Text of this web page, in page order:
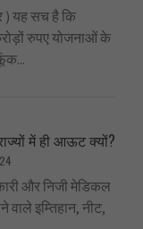
) यह सच है कि
रुपए योजनाओं के
में ही आऊट क्यों?
और निजी मेडिकल
वाले इम्तिहान, नीट,